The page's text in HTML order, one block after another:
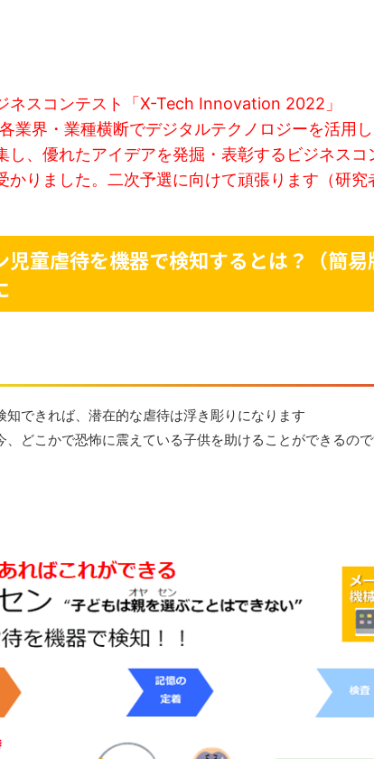
ネスコンテスト「X-Tech Innovation 2022」
業界・業種横断でデジタルテクノロジーを活用
し、優れたアイデアを発掘・表彰するビジネスコ
かりました。二次予選に向けて頑張ります（研究
児童虐待を機器で検知するとは？（簡
知できれば、潜在的な虐待は浮き彫りになります
、どこかで恐怖に震えている子供を助けることができるの